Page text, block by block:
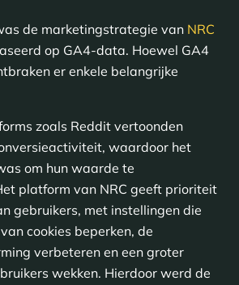
de marketingstrategie van NRC
op GA4-data. Hoewel GA4
er enkele belangrijke
zoals Reddit vertoonden
waardoor het
om hun waarde te
platform van NRC geeft prioriteit
gebruikers, met instellingen die
cookies beperken, de
verbeteren en een groter
wekken. Hierdoor werd de